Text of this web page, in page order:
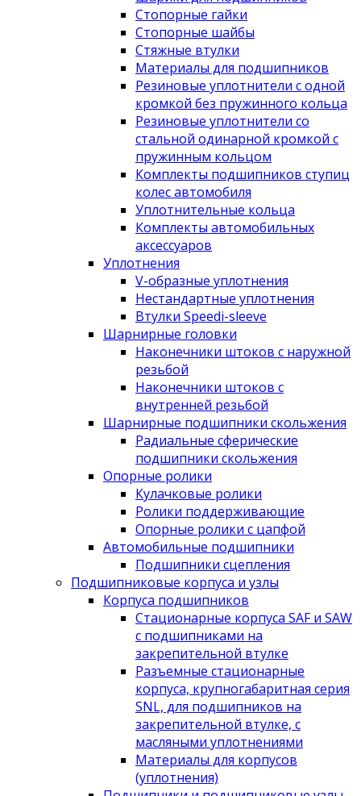
Стопорные гайки
Стопорные шайбы
Стяжные втулки
Материалы для подшипников
Резиновые уплотнители с одной
кромкой без пружинного кольца
Резиновые уплотнители со
стальной одинарной кромкой с
пружинным кольцом
Комплекты подшипников ступиц
колес автомобиля
Уплотнительные кольца
Комплекты автомобильных
аксессуаров
Уплотнения
V-образные уплотнения
Нестандартные уплотнения
Втулки Speedi-sleeve
Шарнирные головки
Наконечники штоков с наружной
резьбой
Наконечники штоков с
внутренней резьбой
Шарнирные подшипники скольжения
Радиальные сферические
подшипники скольжения
Опорные ролики
Кулачковые ролики
Ролики поддерживающие
Опорные ролики с цапфой
Автомобильные подшипники
Подшипники сцепления
Подшипниковые корпуса и узлы
Корпуса подшипников
Стационарные корпуса SAF и SAW
с подшипниками на
закрепительной втулке
Разъемные стационарные
корпуса, крупногабаритная серия
SNL, для подшипников на
закрепительной втулке, с
масляными уплотнениями
Материалы для корпусов
(уплотнения)